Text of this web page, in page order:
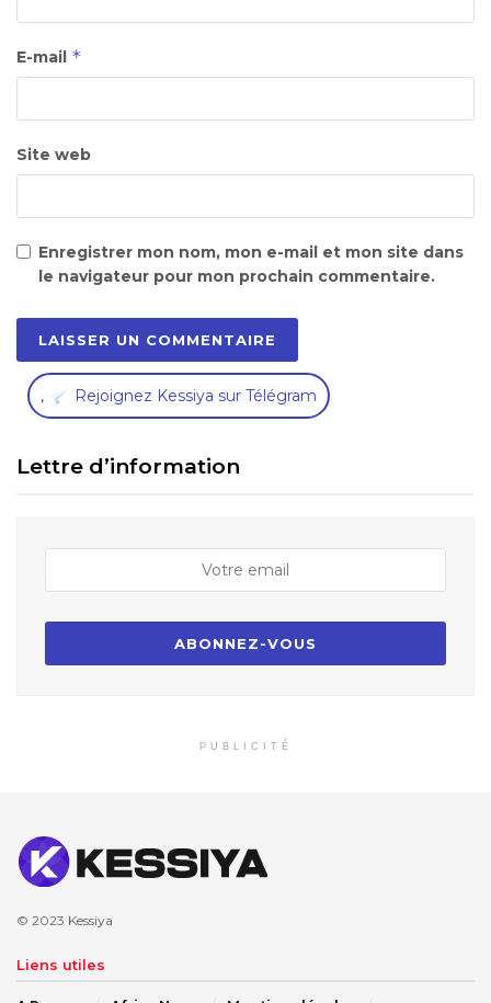
E-mail *
Site web
Enregistrer mon nom, mon e-mail et mon site dans
le navigateur pour mon prochain commentaire.
, Rejoignez Kessiya sur Télégram
Lettre d’information
PUBLICITÉ
© 2023 Kessiya
Liens utiles